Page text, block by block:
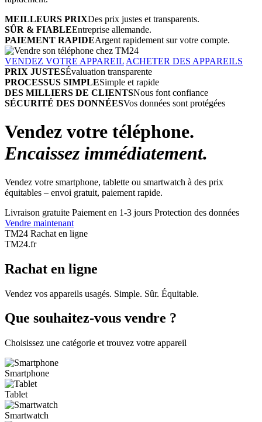
MEILLEURS PRIXDes prix justes et transparents.
SÛR & FIABLEEntreprise allemande.
PAIEMENT RAPIDEArgent rapidement sur votre compte.
VENDEZ VOTRE APPAREIL ACHETER DES APPAREILS
PRIX JUSTESÉvaluation transparente
PROCESSUS SIMPLESimple et rapide
DES MILLIERS DE CLIENTSNous font confiance
SÉCURITÉ DES DONNÉESVos données sont protégées
Vendez votre téléphone.
Encaissez immédiatement.
Vendez votre smartphone, tablette ou smartwatch à des prix
équitables – envoi gratuit, paiement rapide.
Livraison gratuite Paiement en 1-3 jours Protection des données
Vendre maintenant
TM24 Rachat en ligne
TM24.fr
Rachat en ligne
Vendez vos appareils usagés. Simple. Sûr. Équitable.
Que souhaitez-vous vendre ?
Choisissez une catégorie et trouvez votre appareil
Smartphone
Tablet
Smartwatch